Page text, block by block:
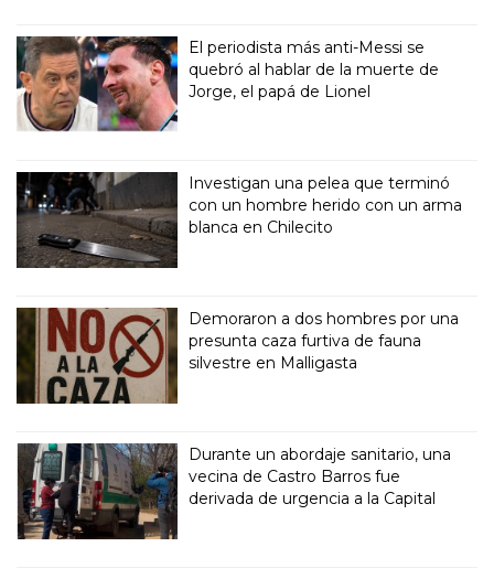
El periodista más anti-Messi se
quebró al hablar de la muerte de
Jorge, el papá de Lionel
Investigan una pelea que terminó
con un hombre herido con un arma
blanca en Chilecito
Demoraron a dos hombres por una
presunta caza furtiva de fauna
silvestre en Malligasta
Durante un abordaje sanitario, una
vecina de Castro Barros fue
derivada de urgencia a la Capital